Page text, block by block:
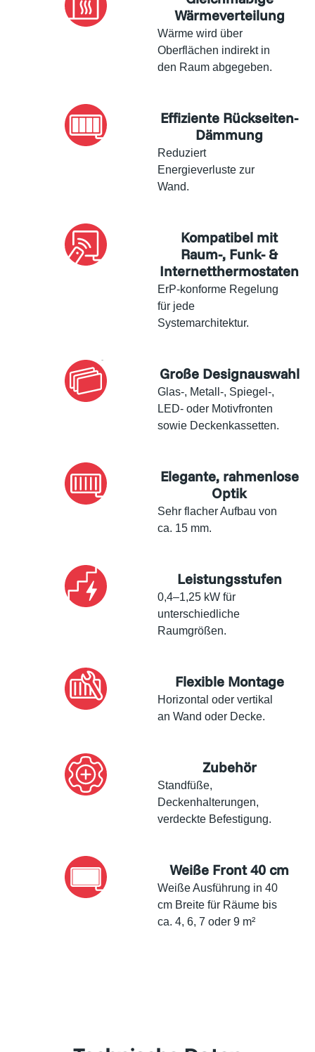
Wärmeverteilung
Wärme wird über
Oberflächen indirekt in
den Raum abgegeben.
Effiziente Rückseiten-
Dämmung
Reduziert
Energieverluste zur
Wand.
Kompatibel mit
Raum-, Funk- &
Internetthermostaten
ErP-konforme Regelung
für jede
Systemarchitektur.
Große Designauswahl
Glas-, Metall-, Spiegel-,
LED- oder Motivfronten
sowie Deckenkassetten.
Elegante, rahmenlose
Optik
Sehr flacher Aufbau von
ca. 15 mm.
Leistungsstufen
0,4–1,25 kW für
unterschiedliche
Raumgrößen.
Flexible Montage
Horizontal oder vertikal
an Wand oder Decke.
Zubehör
Standfüße,
Deckenhalterungen,
verdeckte Befestigung.
Weiße Front 40 cm
Weiße Ausführung in 40
cm Breite für Räume bis
ca. 4, 6, 7 oder 9 m²